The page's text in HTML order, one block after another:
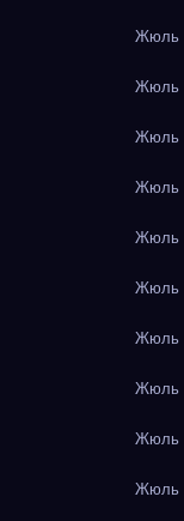
Жюль
Жюль
Жюль
Жюль
Жюль
Жюль
Жюль
Жюль
Жюль
Жюль